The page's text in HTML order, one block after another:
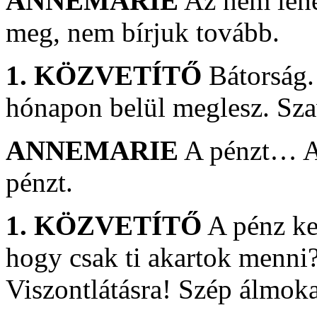
meg, nem bírjuk tovább.
1. KÖZVETÍTŐ
hónapon belül meglesz.
ANNEMARIE A pénzt…
pénzt.
1. KÖZVETÍTŐ A pénz
hogy csak ti akartok
Viszontlátásra! Szép